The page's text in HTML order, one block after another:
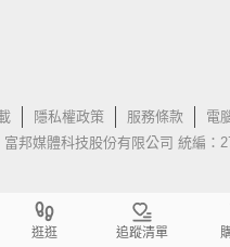
隱私權政策 服務條款 電
富邦媒體科技股份有限公司 統編：
逛逛 追蹤清單